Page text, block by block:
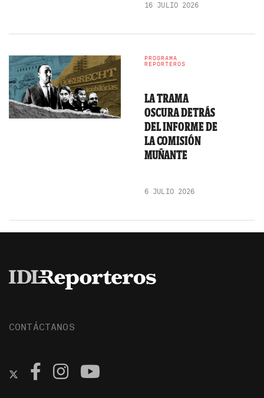
16 JULIO 2026
PROGRAMA
REPORTEROS
LA TRAMA
OSCURA DETRÁS
DEL INFORME DE
LA COMISIÓN
MUÑANTE
6 JULIO 2026
CONTÁCTANOS